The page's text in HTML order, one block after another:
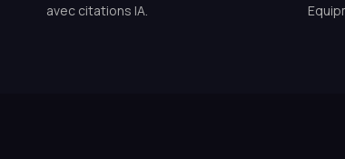
avec citations IA.